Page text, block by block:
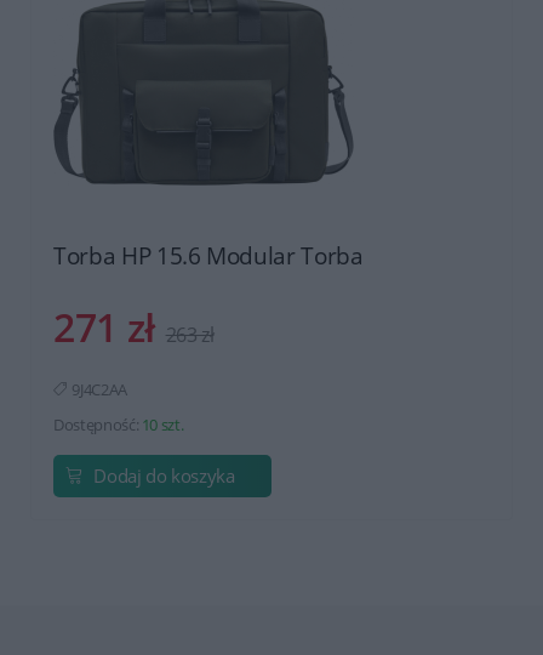
Torba HP 15.6 Modular Torba
271 zł 263 zł
9J4C2AA
Dostępność: 10 szt.
Dodaj do koszyka